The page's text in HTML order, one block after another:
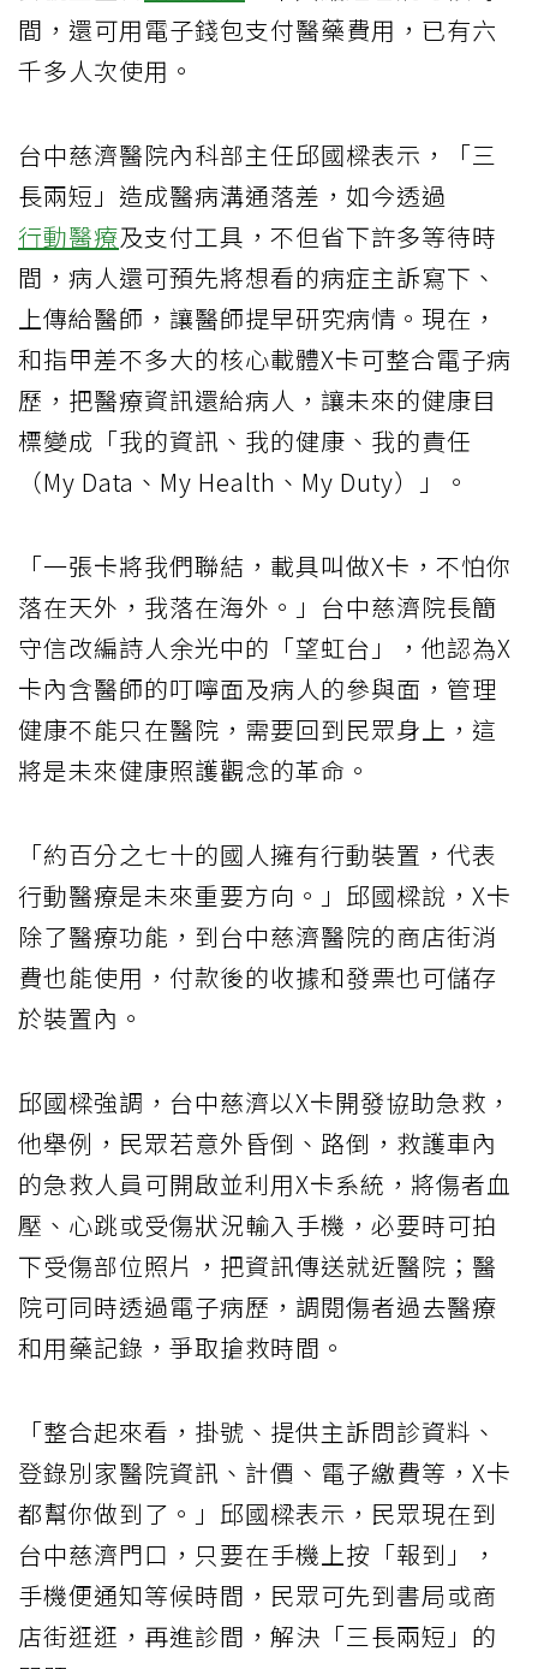
間，還可用電子錢包支付醫藥費用，已有六
千多人次使用。
台中慈濟醫院內科部主任邱國樑表示，「三
長兩短」造成醫病溝通落差，如今透過
行動醫療及支付工具，不但省下許多等待時
間，病人還可預先將想看的病症主訴寫下、
上傳給醫師，讓醫師提早研究病情。現在，
和指甲差不多大的核心載體X卡可整合電子病
歷，把醫療資訊還給病人，讓未來的健康目
標變成「我的資訊、我的健康、我的責任
（My Data、My Health、My Duty）」。
「一張卡將我們聯結，載具叫做X卡，不怕你
落在天外，我落在海外。」台中慈濟院長簡
守信改編詩人余光中的「望虹台」，他認為X
卡內含醫師的叮嚀面及病人的參與面，管理
健康不能只在醫院，需要回到民眾身上，這
將是未來健康照護觀念的革命。
「約百分之七十的國人擁有行動裝置，代表
行動醫療是未來重要方向。」邱國樑說，X卡
除了醫療功能，到台中慈濟醫院的商店街消
費也能使用，付款後的收據和發票也可儲存
於裝置內。
邱國樑強調，台中慈濟以X卡開發協助急救，
他舉例，民眾若意外昏倒、路倒，救護車內
的急救人員可開啟並利用X卡系統，將傷者血
壓、心跳或受傷狀況輸入手機，必要時可拍
下受傷部位照片，把資訊傳送就近醫院；醫
院可同時透過電子病歷，調閱傷者過去醫療
和用藥記錄，爭取搶救時間。
「整合起來看，掛號、提供主訴問診資料、
登錄別家醫院資訊、計價、電子繳費等，X卡
都幫你做到了。」邱國樑表示，民眾現在到
台中慈濟門口，只要在手機上按「報到」，
手機便通知等候時間，民眾可先到書局或商
店街逛逛，再進診間，解決「三長兩短」的